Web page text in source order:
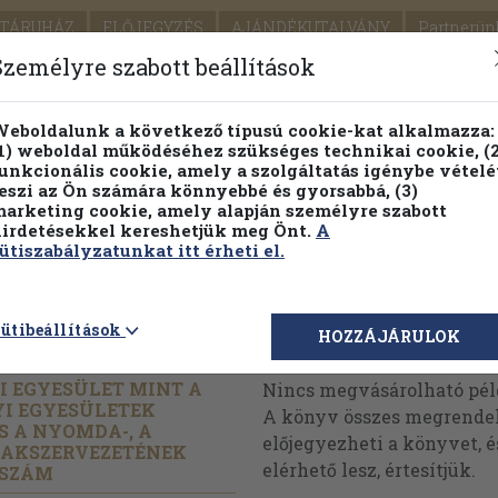
ELŐJEGYZÉS AJÁNDÉKUTALVÁNY
SEGÍTSÉG
PILLANATNYI ÁRAINK FENNTARTHATÓ
Részletes kereső Témaköri fa
1.
EGYESÜLET MINT A
EGYESÜLETEK
A NYOMDA-, A
Megvásárolható
Nincs megvásárolható
A könyv összes
előjegyezheti a könyvet,
elérhető lesz, értesítjük.
szabott beállítások
a következő típusú cookie-kat alkalmazza:
weboldal működéséhez szükséges technikai cookie,
cookie, amely a szolgáltatás igénybe
az Ön számára könnyebbé és gyorsabbá, (3)
cookie, amely alapján személyre szabott
kereshetjük meg Önt. A
itt érheti el.
HOZZÁJÁRULOK